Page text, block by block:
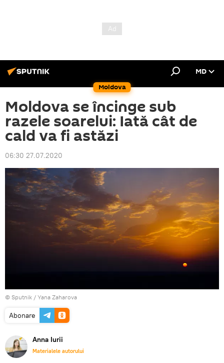
Moldova
MD
Moldova se încinge sub
razele soarelui: Iată cât de
cald va fi astăzi
06:30 27.07.2020
© Sputnik / Yana Zaharova
Abonare
Anna Iurii
Materialele autorului